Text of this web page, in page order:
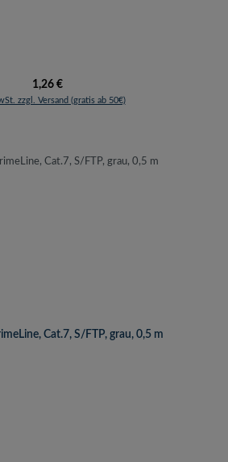
Regulärer Preis:
1,26 €
zzgl. Versand (gratis ab 50€)
Cat.7, S/FTP, grau, 0,5 m